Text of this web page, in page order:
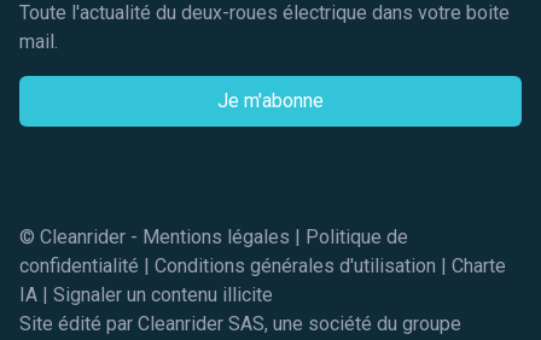
Toute l'actualité du deux-roues électrique dans votre boite
mail.
Je m'abonne
© Cleanrider - Mentions légales | Politique de
confidentialité | Conditions générales d'utilisation | Charte
IA | Signaler un contenu illicite
Site édité par Cleanrider SAS, une société du groupe